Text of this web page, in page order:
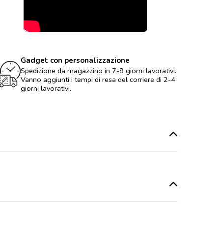
Gadget con personalizzazione
Spedizione da magazzino in 7-9 giorni lavorativi.
Vanno aggiunti i tempi di resa del corriere di 2-4
giorni lavorativi.